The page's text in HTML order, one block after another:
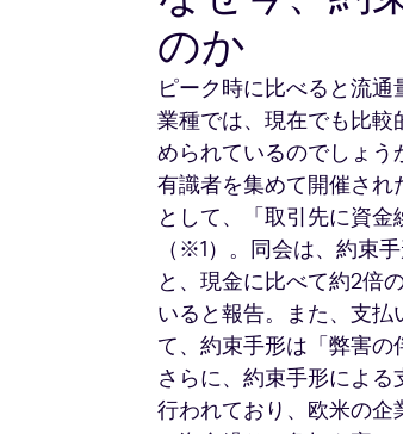
のか
ピーク時に比べると流
業種では、現在でも比
められているのでしょう
有識者を集めて開催さ
として、「取引先に資
（※1）。同会は、約束
と、現金に比べて約2倍
いると報告。また、支
て、約束手形は「弊害の
さらに、約束手形によ
行われており、欧米の